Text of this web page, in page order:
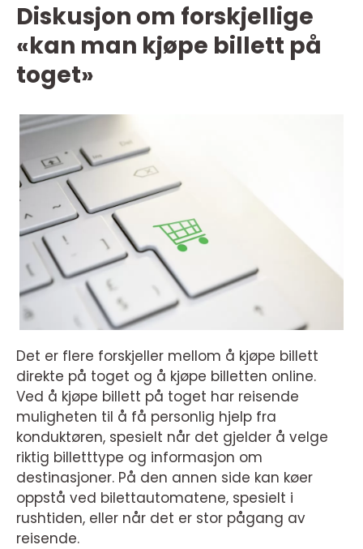
Diskusjon om forskjellige
«kan man kjøpe billett på
toget»
Det er flere forskjeller mellom å kjøpe billett
direkte på toget og å kjøpe billetten online.
Ved å kjøpe billett på toget har reisende
muligheten til å få personlig hjelp fra
konduktøren, spesielt når det gjelder å velge
riktig billetttype og informasjon om
destinasjoner. På den annen side kan køer
oppstå ved bilettautomatene, spesielt i
rushtiden, eller når det er stor pågang av
reisende.